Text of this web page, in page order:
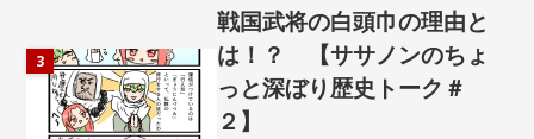
3
戦国武将の白頭巾の理由と
は！？ 【ササノンのちょ
っと深ぼり歴史トーク＃
２】